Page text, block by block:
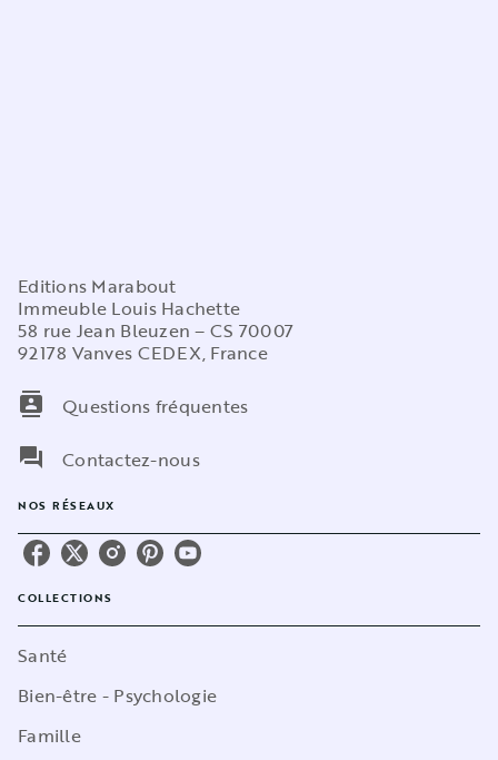
Editions Marabout
Immeuble Louis Hachette
58 rue Jean Bleuzen – CS 70007
92178 Vanves CEDEX, France
contacts
Questions fréquentes
question_answer
Contactez-nous
NOS RÉSEAUX
COLLECTIONS
Santé
Bien-être - Psychologie
Famille